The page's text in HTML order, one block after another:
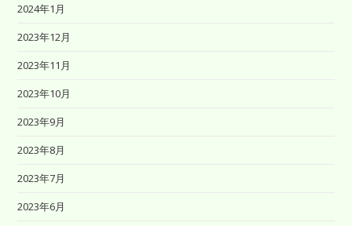
2024年1月
2023年12月
2023年11月
2023年10月
2023年9月
2023年8月
2023年7月
2023年6月